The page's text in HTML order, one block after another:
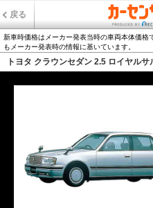
戻る
新車時価格はメーカー発表当時の車両本体価格
もメーカー発表時の情報に基いています。
トヨタ クラウンセダン 2.5 ロイヤル